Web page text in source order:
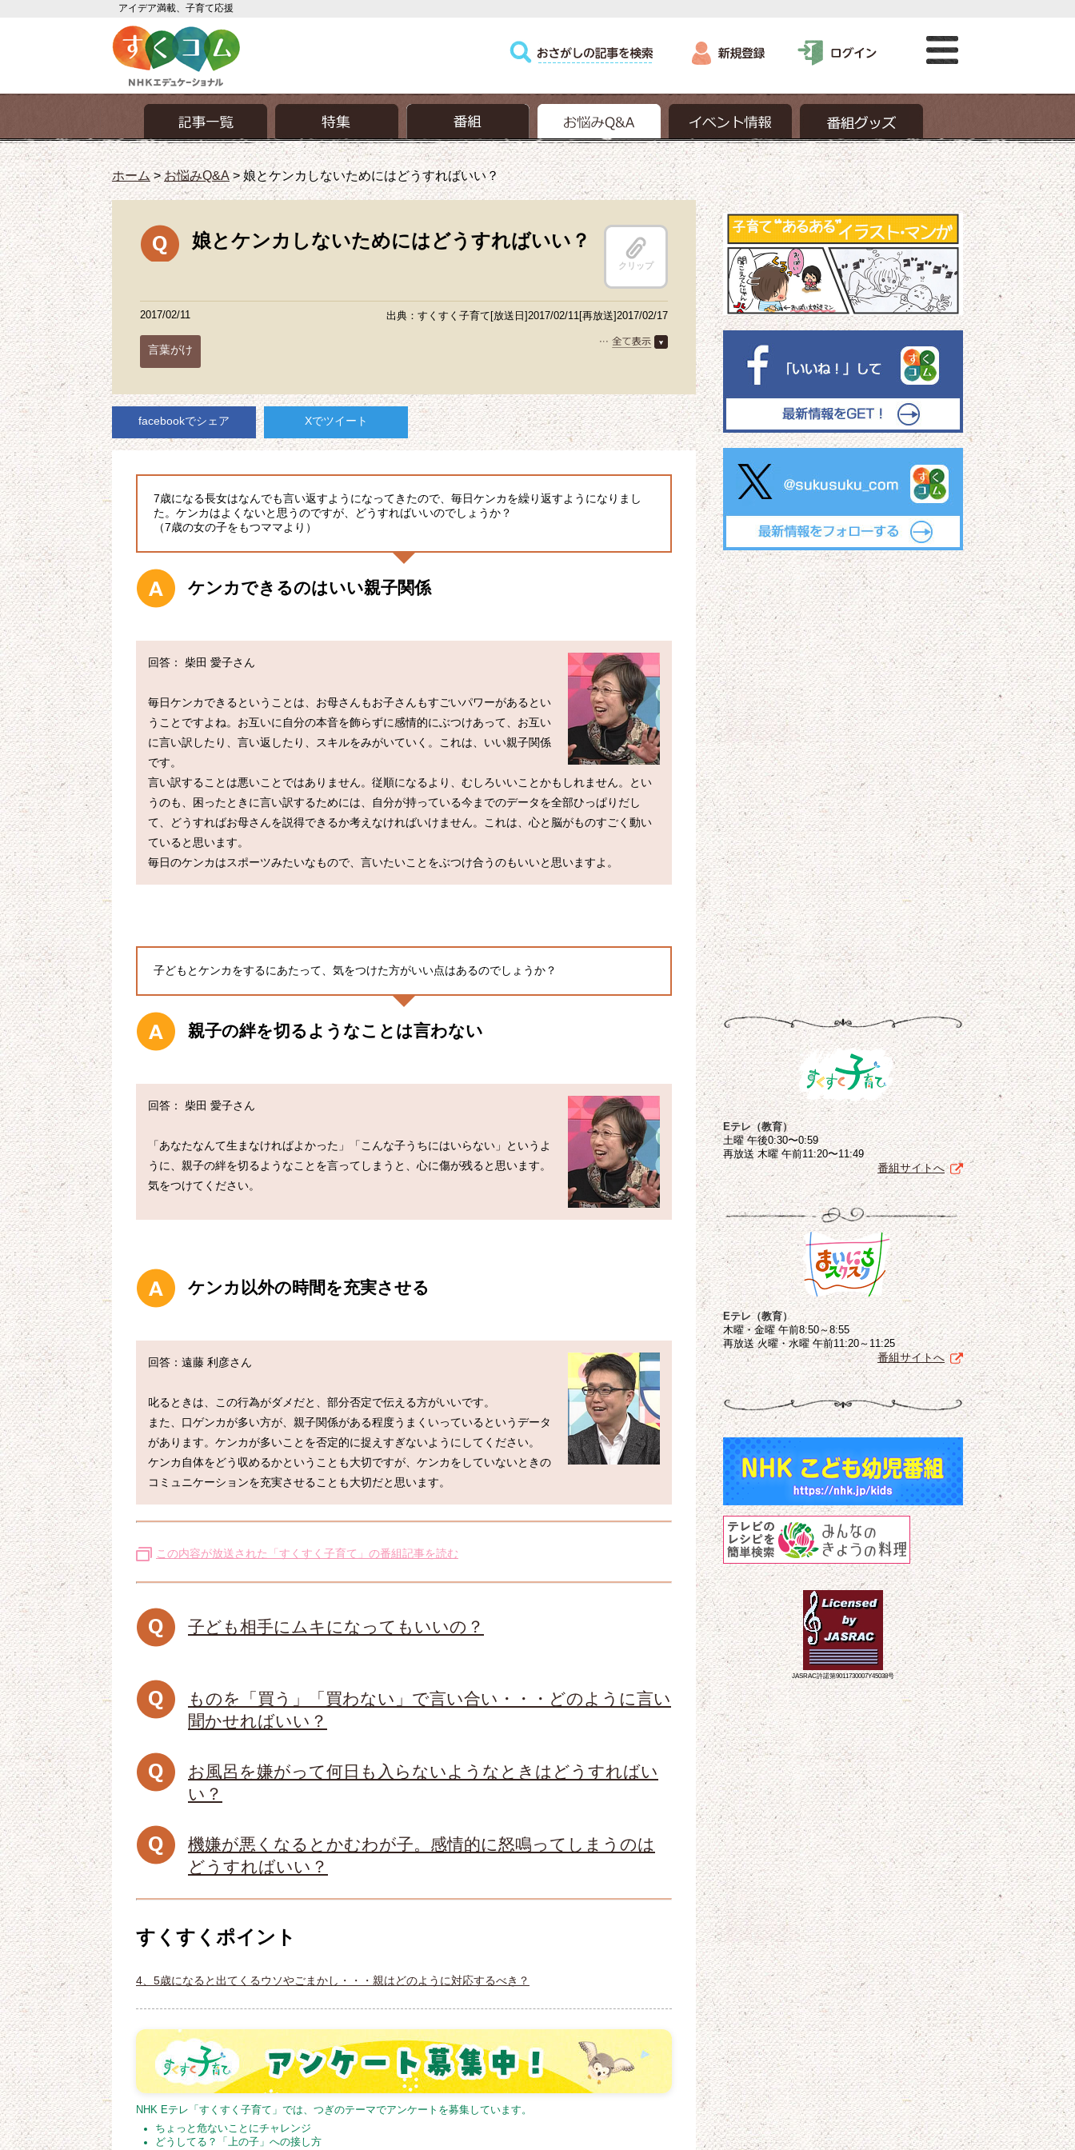
アイデア満載、子育て応援
ホーム>お悩みQ&A>娘とケンカしないためにはどうすればいい？
娘とケンカしないためにはどうすればいい？
クリップ
2017/02/11 出典：すくすく子育て[放送日]2017/02/11[再放送]2017/02/17
言葉がけ
facebookでシェア Xでツイート
7歳になる長女はなんでも言い返すようになってきたので、毎日ケンカを繰り返すようになりまし
た。ケンカはよくないと思うのですが、どうすればいいのでしょうか？
（7歳の女の子をもつママより）
ケンカできるのはいい親子関係
回答： 柴田 愛子さん
毎日ケンカできるということは、お母さんもお子さんもすごいパワーがあるとい
うことですよね。お互いに自分の本音を飾らずに感情的にぶつけあって、お互い
に言い訳したり、言い返したり、スキルをみがいていく。これは、いい親子関係
です。
言い訳することは悪いことではありません。従順になるより、むしろいいことかもしれません。とい
うのも、困ったときに言い訳するためには、自分が持っている今までのデータを全部ひっぱりだし
て、どうすればお母さんを説得できるか考えなければいけません。これは、心と脳がものすごく動い
ていると思います。
子どもとケンカをするにあたって、気をつけた方がいい点はあるのでしょうか？
親子の絆を切るようなことは言わない
回答： 柴田 愛子さん
「あなたなんて生まなければよかった」「こんな子うちにはいらない」というよ
うに、親子の絆を切るようなことを言ってしまうと、心に傷が残ると思います。
ケンカ以外の時間を充実させる
回答：遠藤 利彦さん
叱るときは、この行為がダメだと、部分否定で伝える方がいいです。
また、口ゲンカが多い方が、親子関係がある程度うまくいっているというデータ
があります。ケンカが多いことを否定的に捉えすぎないようにしてください。
ケンカ自体をどう収めるかということも大切ですが、ケンカをしていないときの
この内容が放送された「すくすく子育て」の番組記事を読む
子ども相手にムキになってもいいの？
ものを「買う」「買わない」で言い合い・・・どのように言い
聞かせればいい？
お風呂を嫌がって何日も入らないようなときはどうすればい
い？
機嫌が悪くなるとかむわが子。感情的に怒鳴ってしまうのは
どうすればいい？
すくすくポイント
4、5歳になると出てくるウソやごまかし・・・親はどのように対応するべき？
NHK Eテレ「すくすく子育て」では、つぎのテーマでアンケートを募集しています。
ちょっと危ないことにチャレンジ
どうしてる？「上の子」への接し方
Eテレ（教育）
土曜 午後0:30〜0:59
再放送 木曜 午前11:20〜11:49
番組サイトへ
Eテレ（教育）
木曜・金曜 午前8:50～8:55
再放送 火曜・水曜 午前11:20～11:25
番組サイトへ
JASRAC許諾第9011730007Y45038号